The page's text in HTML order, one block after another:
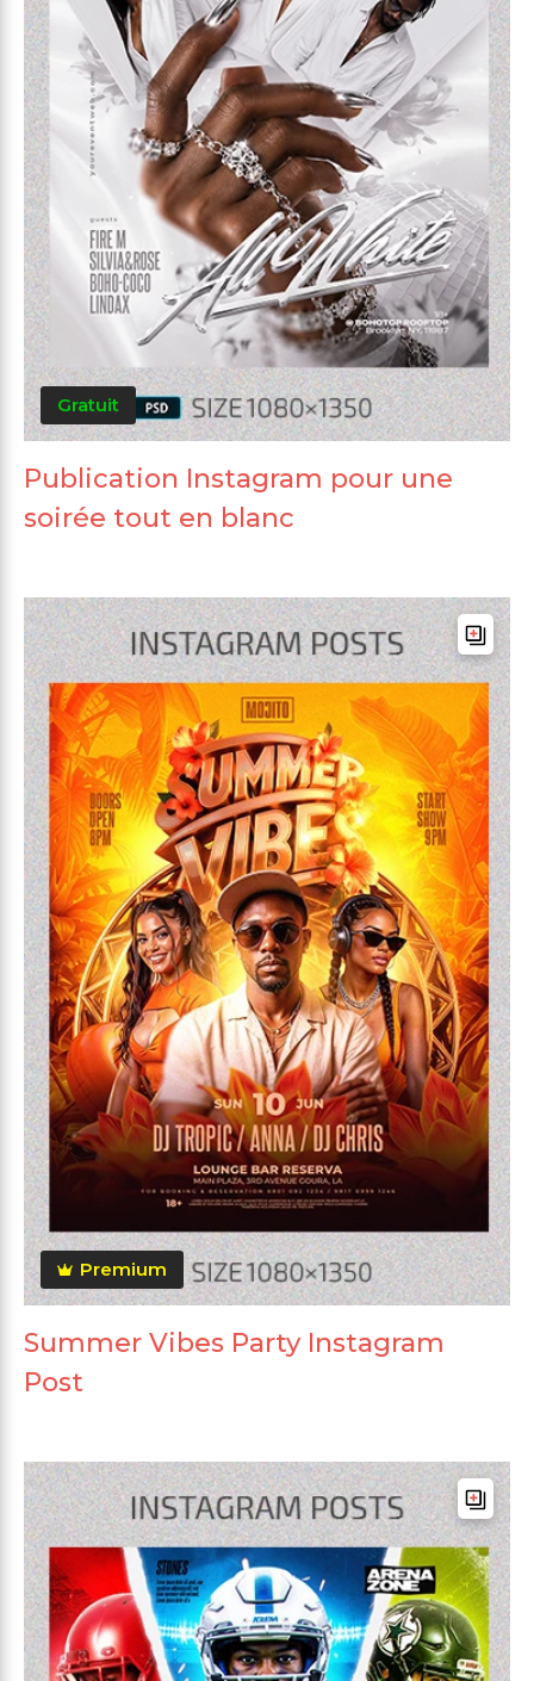
Gratuit
Publication Instagram pour une
soirée tout en blanc
Premium
Summer Vibes Party Instagram
Post